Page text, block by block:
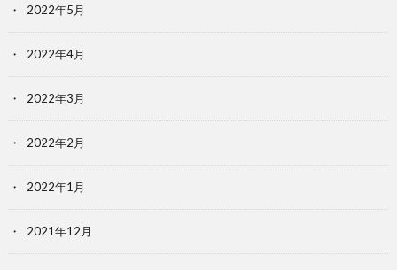
2022年5月
2022年4月
2022年3月
2022年2月
2022年1月
2021年12月